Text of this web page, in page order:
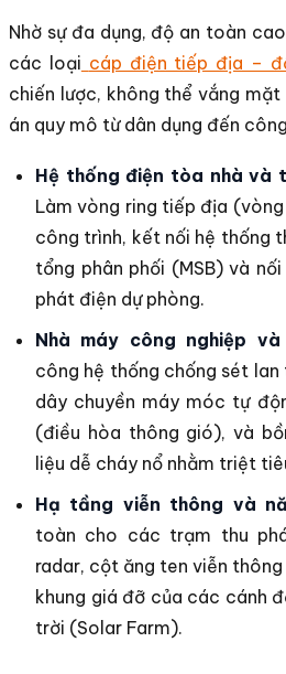
Nhờ sự đa dụng, độ an toàn
các loại cáp điện tiếp địa –
chiến lược, không thể vắng
án quy mô từ dân dụng đến
Hệ thống điện tòa nhà và
Làm vòng ring tiếp địa
công trình, kết nối hệ thống
tổng phân phối (MSB) và
phát điện dự phòng.
Nhà máy công nghiệp
công hệ thống chống sét
dây chuyền máy móc tự
(điều hòa thông gió), và
liệu dễ cháy nổ nhằm triệt
Hạ tầng viễn thông và
toàn cho các trạm thu
radar, cột ăng ten viễn
khung giá đỡ của các cánh
trời (Solar Farm).